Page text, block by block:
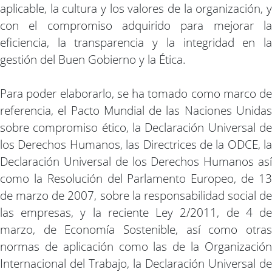
aplicable, la cultura y los valores de la organización, y
con el compromiso adquirido para mejorar la
eficiencia, la transparencia y la integridad en la
gestión del Buen Gobierno y la Ética.
Para poder elaborarlo, se ha tomado como marco de
referencia, el Pacto Mundial de las Naciones Unidas
sobre compromiso ético, la Declaración Universal de
los Derechos Humanos, las Directrices de la ODCE, la
Declaración Universal de los Derechos Humanos así
como la Resolución del Parlamento Europeo, de 13
de marzo de 2007, sobre la responsabilidad social de
las empresas, y la reciente Ley 2/2011, de 4 de
marzo, de Economía Sostenible, así como otras
normas de aplicación como las de la Organización
Internacional del Trabajo, la Declaración Universal de